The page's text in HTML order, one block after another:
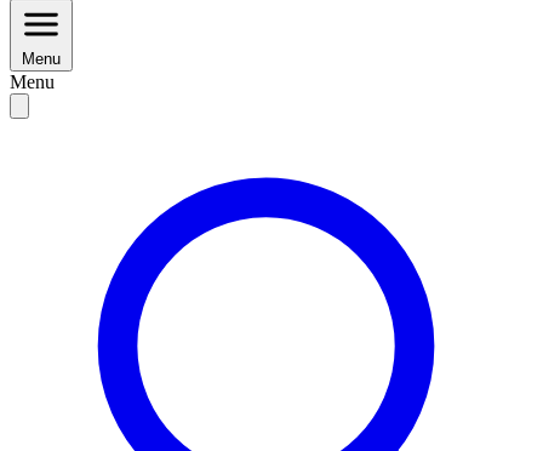
Menu
Menu